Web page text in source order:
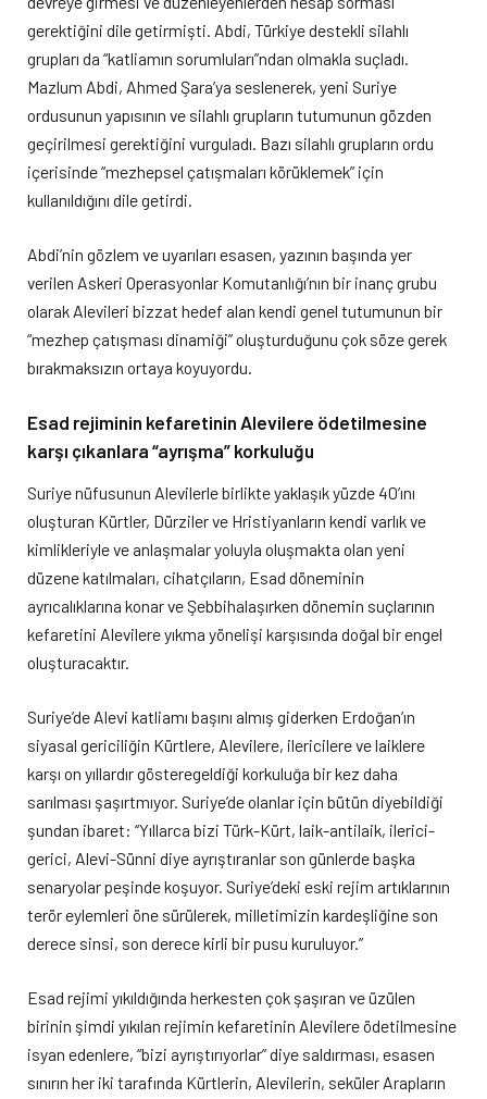
gerektiğini dile getirmişti. Abdi, Türkiye destekli silahlı
grupları da “katliamın sorumluları”ndan olmakla suçladı.
Mazlum Abdi, Ahmed Şara’ya seslenerek, yeni Suriye
ordusunun yapısının ve silahlı grupların tutumunun gözden
geçirilmesi gerektiğini vurguladı. Bazı silahlı grupların ordu
içerisinde “mezhepsel çatışmaları körüklemek” için
kullanıldığını dile getirdi.
Abdi’nin gözlem ve uyarıları esasen, yazının başında yer
verilen Askeri Operasyonlar Komutanlığı’nın bir inanç grubu
olarak Alevileri bizzat hedef alan kendi genel tutumunun bir
“mezhep çatışması dinamiği” oluşturduğunu çok söze gerek
bırakmaksızın ortaya koyuyordu.
Esad rejiminin kefaretinin Alevilere ödetilmesine
karşı çıkanlara “ayrışma” korkuluğu
Suriye nüfusunun Alevilerle birlikte yaklaşık yüzde 40’ını
oluşturan Kürtler, Dürziler ve Hristiyanların kendi varlık ve
kimlikleriyle ve anlaşmalar yoluyla oluşmakta olan yeni
düzene katılmaları, cihatçıların, Esad döneminin
ayrıcalıklarına konar ve Şebbihalaşırken dönemin suçlarının
kefaretini Alevilere yıkma yönelişi karşısında doğal bir engel
oluşturacaktır.
Suriye’de Alevi katliamı başını almış giderken Erdoğan’ın
siyasal gericiliğin Kürtlere, Alevilere, ilericilere ve laiklere
karşı on yıllardır gösteregeldiği korkuluğa bir kez daha
sarılması şaşırtmıyor. Suriye’de olanlar için bütün diyebildiği
şundan ibaret: “Yıllarca bizi Türk-Kürt, laik-antilaik, ilerici-
gerici, Alevi-Sünni diye ayrıştıranlar son günlerde başka
senaryolar peşinde koşuyor. Suriye’deki eski rejim artıklarının
terör eylemleri öne sürülerek, milletimizin kardeşliğine son
derece sinsi, son derece kirli bir pusu kuruluyor.”
Esad rejimi yıkıldığında herkesten çok şaşıran ve üzülen
birinin şimdi yıkılan rejimin kefaretinin Alevilere ödetilmesine
isyan edenlere, “bizi ayrıştırıyorlar” diye saldırması, esasen
sınırın her iki tarafında Kürtlerin, Alevilerin, seküler Arapların